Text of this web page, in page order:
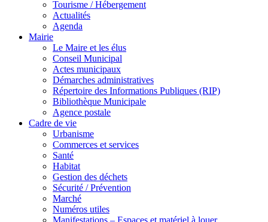
Tourisme / Hébergement
Actualités
Agenda
Mairie
Le Maire et les élus
Conseil Municipal
Actes municipaux
Démarches administratives
Répertoire des Informations Publiques (RIP)
Bibliothèque Municipale
Agence postale
Cadre de vie
Urbanisme
Commerces et services
Santé
Habitat
Gestion des déchets
Sécurité / Prévention
Marché
Numéros utiles
Manifestations – Espaces et matériel à louer